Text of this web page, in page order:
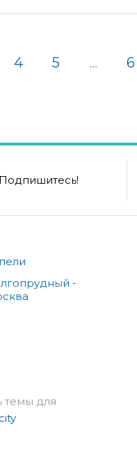
4 5 ... 6
Подпишитесь!
-
темы для